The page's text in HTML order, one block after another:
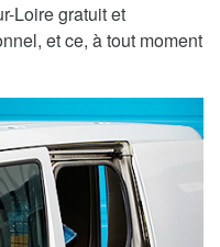
Loire gratuit et
et ce, à tout moment